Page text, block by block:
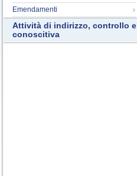
Emendamenti
Attività di indirizzo, controllo e
conoscitiva